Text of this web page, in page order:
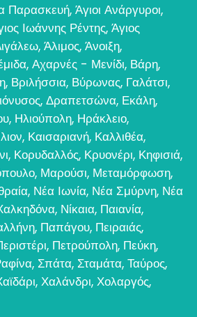
Παρασκευή, Άγιοι Ανάργυροι,
Ιωάννης Ρέντης, Άγιος
, Άλιμος, Άνοιξη,
, Αχαρνές - Μενίδι, Βάρη,
, Βριλήσσια, Βύρωνας, Γαλάτσι,
, Δραπετσώνα, Εκάλη,
, Ηλιούπολη, Ηράκλειο,
, Καισαριανή, Καλλιθέα,
, Κορυδαλλός, Κρυονέρι, Κηφισιά,
, Μαρούσι, Μεταμόρφωση,
, Νέα Ιωνία, Νέα Σμύρνη, Νέα
, Νίκαια, Παιανία,
, Παπάγου, Πειραιάς,
, Πετρούπολη, Πεύκη,
, Σπάτα, Σταμάτα, Ταύρος,
, Χαλάνδρι, Χολαργός,